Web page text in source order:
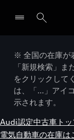
※ 全国の在庫が
「新規検索」ま
をクリックして
は、「…」アイ
示されます。
Audi認定中古車ト
電気自動車の在庫は